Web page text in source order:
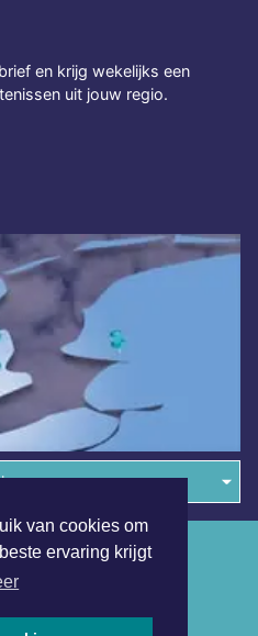
van cookies om
ervaring krijgt
en krijg wekelijks een
uit jouw regio.